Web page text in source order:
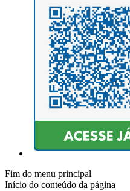
Fim do menu principal
Início do conteúdo da página